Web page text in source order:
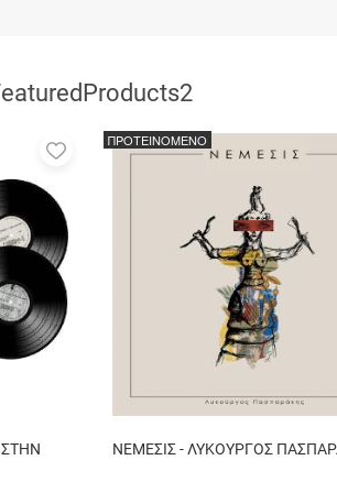
ΣΤΗΝ
Προσθήκη
ΝΕΜΕΣΙΣ - ΛΥΚΟΥΡΓΟΣ
ΠΡΟΤΕΙΝΟΜΕΝΟ